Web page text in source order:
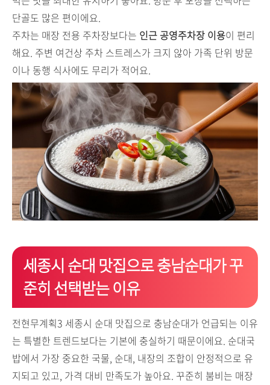
단골도 많은 편이에요.
주차는 매장 전용 주차장보다는 인근 공영주차장 이용이 편리
해요. 주변 여건상 주차 스트레스가 크지 않아 가족 단위 방문
이나 동행 식사에도 무리가 적어요.
세종시 순대 맛집으로 충남순대가 꾸
준히 선택받는 이유
전현무계획3 세종시 순대 맛집으로 충남순대가 언급되는 이유
는 특별한 트렌드보다는 기본에 충실하기 때문이에요. 순대국
밥에서 가장 중요한 국물, 순대, 내장의 조합이 안정적으로 유
지되고 있고, 가격 대비 만족도가 높아요. 꾸준히 붐비는 매장